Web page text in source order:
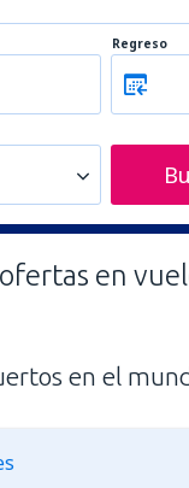
Regreso
en
en el